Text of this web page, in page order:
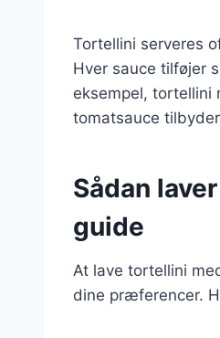
Tortellini serveres
Hver sauce tilføjer
eksempel, tortellini
tomatsauce
Sådan
guide
At lave tortellini
dine præferencer.